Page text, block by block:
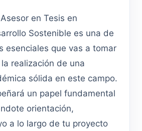
en Tesis en
Sostenible es una de
esenciales que vas a tomar
realización de una
sólida en este campo.
un papel fundamental
orientación,
a lo largo de tu proyecto